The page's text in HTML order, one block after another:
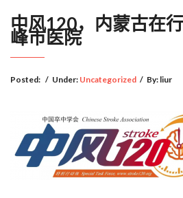
中风120，内蒙古在
峰市医院
Posted: / Under: Uncategorized / By: liur